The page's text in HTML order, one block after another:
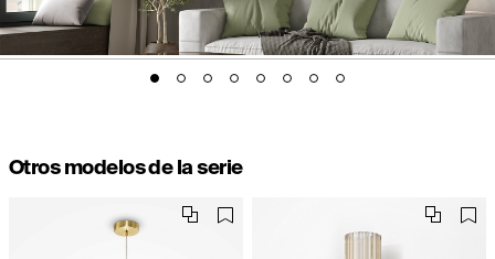
Otros modelos de la serie